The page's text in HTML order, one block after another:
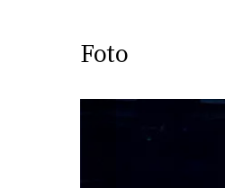
Foto